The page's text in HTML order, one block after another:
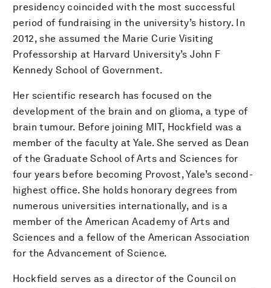
presidency coincided with the most successful
period of fundraising in the university’s history. In
2012, she assumed the Marie Curie Visiting
Professorship at Harvard University’s John F
Kennedy School of Government.
Her scientific research has focused on the
development of the brain and on glioma, a type of
brain tumour. Before joining MIT, Hockfield was a
member of the faculty at Yale. She served as Dean
of the Graduate School of Arts and Sciences for
four years before becoming Provost, Yale’s second-
highest office. She holds honorary degrees from
numerous universities internationally, and is a
member of the American Academy of Arts and
Sciences and a fellow of the American Association
for the Advancement of Science.
Hockfield serves as a director of the Council on